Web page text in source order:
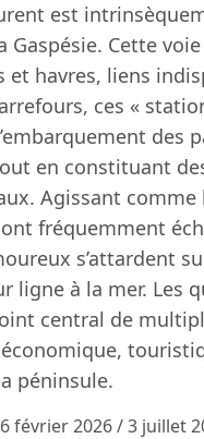
est
Gaspésie. Cette
havres, liens
ces «
des
en constituant
Agissant
fréquemment
s’attardent
ligne à la mer. Les
central de
péninsule.
février 2026 / 3 juillet